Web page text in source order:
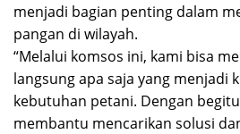
menjadi bagian penting dalam
pangan di wilayah.
“Melalui komsos ini, kami bisa
langsung apa saja yang menjadi
kebutuhan petani. Dengan
membantu mencarikan solusi